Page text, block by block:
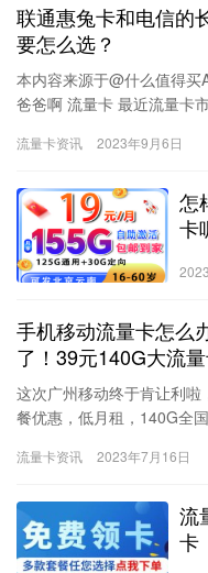
联通惠兔卡和电信的
要怎么选？
本内容来源于@什么值得
爸爸啊 流量卡 最近流量卡
流量卡资讯 2023年9月6日
怎
卡
手机移动流量卡怎么
了！39元140G大流量
这次广州移动终于肯让利
餐优惠，低月租，140G全
流量卡资讯 2023年7月16日
流
卡